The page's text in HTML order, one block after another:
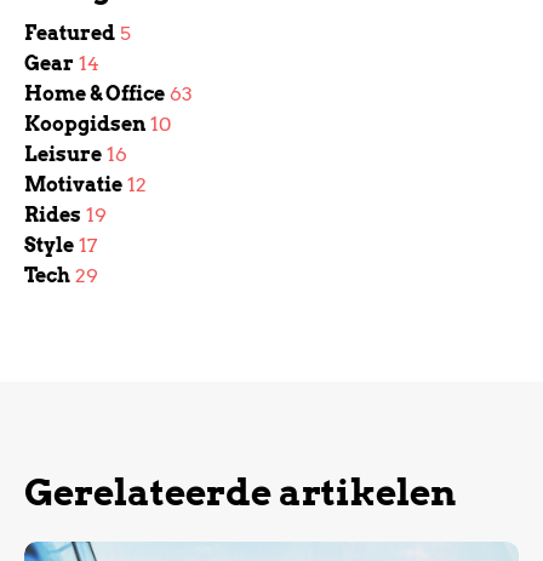
Featured 5
Gear 14
Home & Office 63
Koopgidsen 10
Leisure 16
Motivatie 12
Rides 19
Style 17
Tech 29
Gerelateerde artikelen